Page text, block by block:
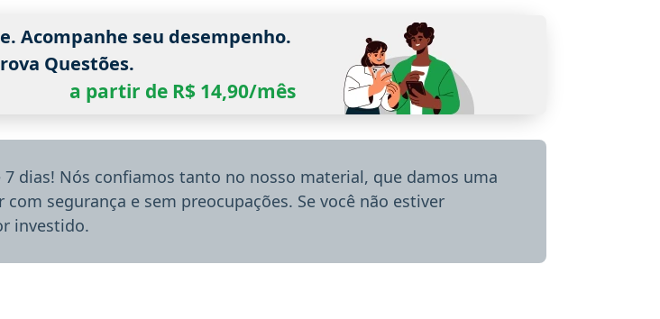
Acompanhe seu desempenho.
Questões.
a partir de R$ 14,90/mês
7 dias! Nós confiamos tanto no nosso material, que damos uma
segurança e sem preocupações. Se você não estiver
investido.